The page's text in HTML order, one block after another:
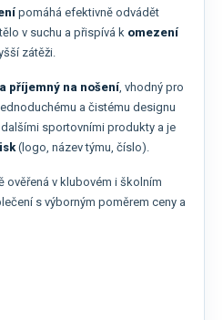
pomáhá efektivně odvádět
v suchu a přispívá k omezení
zátěži.
příjemný na nošení, vhodný pro
a čistému designu
sportovními produkty a je
(logo, název týmu, číslo).
ověřená v klubovém i školním
s výborným poměrem ceny a